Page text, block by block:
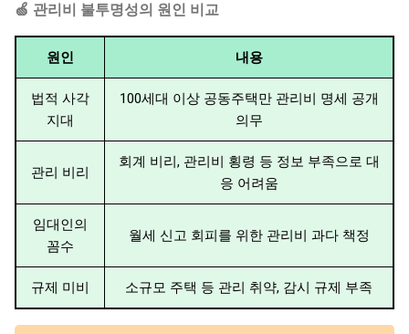
🍏 관리비 불투명성의 원인 비교
원인 내용
법적 사각
지대
100세대 이상 공동주택만 관리비 명세 공개
의무
관리 비리
회계 비리, 관리비 횡령 등 정보 부족으로 대
응 어려움
임대인의
꼼수
월세 신고 회피를 위한 관리비 과다 책정
규제 미비 소규모 주택 등 관리 취약, 감시 규제 부족